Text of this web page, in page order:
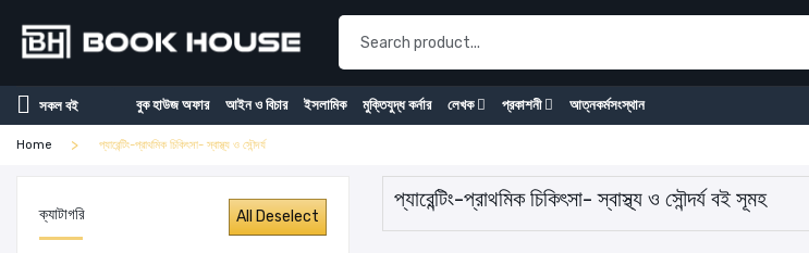
সকল বই বুক হাউজ অফার আইন ও বিচার ইসলামিক মুক্তিযুদ্ধ কর্নার লেখক প্রকাশনী আত্নকর্মসংস্থান
Home প্যারেন্টিং-প্রাথমিক চিকিৎসা- স্বাস্থ্য ও সৌন্দর্য
ক্যাটাগরি
প্যারেন্টিং-প্রাথমিক চিকিৎসা- স্বাস্থ্য ও সৌন্দর্য বই সূমহ